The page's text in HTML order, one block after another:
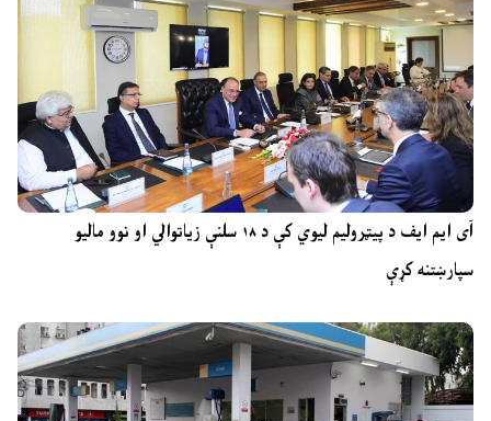
آی ایم ایف د پیټرولیم لیوي کې د ۱۸ سلنې زیاتوالي او نوو مالیو
سپارښتنه کړې